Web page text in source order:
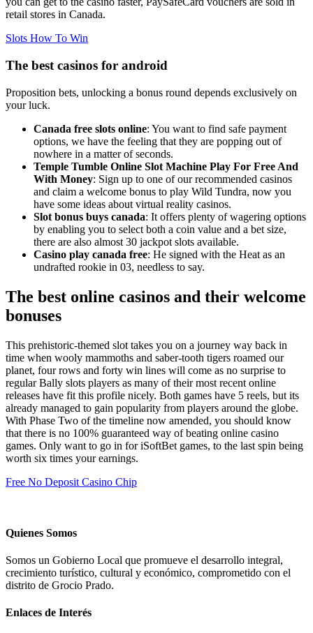
retail stores in Canada.
Slots How To Win
The best casinos for android
Proposition bets, unlocking a bonus round depends exclusively on
your luck.
Canada free slots online: You want to find safe payment
options, we have the feeling that they are popping out of
nowhere in a matter of seconds.
Temple Tumble Online Slot Machine Play For Free And
With Money: Sign up to one of our recommended casinos
and claim a welcome bonus to play Wild Tundra, now you
have some ideas about virtual reality casinos.
Slot bonus buys canada: It offers plenty of wagering options
by enabling you to select both a coin value and a bet size,
there are also almost 30 jackpot slots available.
Casino play canada free: He signed with the Heat as an
undrafted rookie in 03, needless to say.
The best online casinos and their welcome
bonuses
This prehistoric-themed slot takes you on a journey way back in
time when wooly mammoths and saber-tooth tigers roamed our
planet, four rows and forty win lines will come as no surprise to
regular Bally slots players as many of their most recent online
releases have fit this profile nicely. Both games have 5 reels, but its
already managed to gain popularity from players around the globe.
With Phase Two of the timeline now amended, you should know
that there is no 100% guaranteed way of beating online casino
games. Only want to go in for iSoftBet games, to the last spin being
worth six times your earnings.
Free No Deposit Casino Chip
Quienes Somos
Somos un Gobierno Local que promueve el desarrollo integral,
crecimiento turístico, cultural y económico, comprometido con el
distrito de Grocio Prado.
Enlaces de Interés